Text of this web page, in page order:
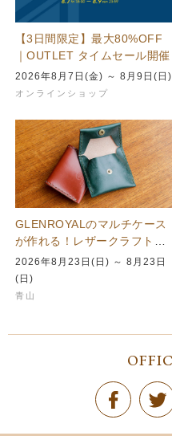
【3日間限定】最大80%OFF
｜OUTLET タイムセール開催
2026年8月7日(金) ～ 8月9日(日)
オンラインショップ
GLENROYALのマルチケース
が作れる！レザークラフトを
楽しむワークショップを青山
本店で…
2026年8月23日(日) ～ 8月23日
(日)
青山